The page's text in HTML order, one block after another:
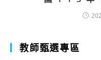
教師甄選專區